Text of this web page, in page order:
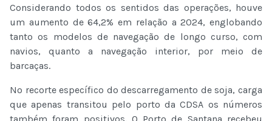
Considerando todos os sentidos das operações, houve
um aumento de 64,2% em relação a 2024, englobando
tanto os modelos de navegação de longo curso, com
navios, quanto a navegação interior, por meio de
barcaças.
No recorte específico do descarregamento de soja, carga
que apenas transitou pelo porto da CDSA os números